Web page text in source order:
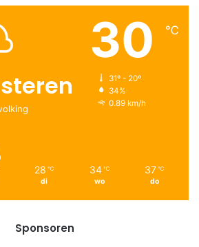
30 ℃
31º - 20º
34%
0.89 km/h
28 ℃
di
34 ℃
wo
37 ℃
do
Sponsoren